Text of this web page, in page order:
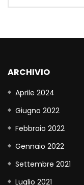
ARCHIVIO
Aprile 2024
Giugno 2022
Febbraio 2022
Gennaio 2022
Settembre 2021
Luglio 2021